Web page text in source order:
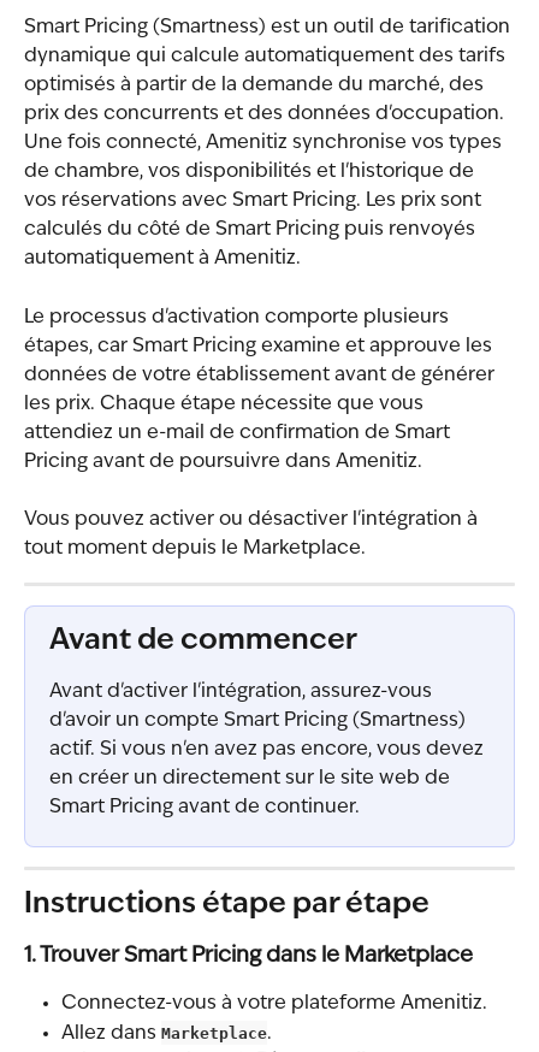
Smart Pricing (Smartness) est un outil de tarification
dynamique qui calcule automatiquement des tarifs
optimisés à partir de la demande du marché, des
prix des concurrents et des données d'occupation.
Une fois connecté, Amenitiz synchronise vos types
de chambre, vos disponibilités et l'historique de
vos réservations avec Smart Pricing. Les prix sont
calculés du côté de Smart Pricing puis renvoyés
automatiquement à Amenitiz.
Le processus d'activation comporte plusieurs
étapes, car Smart Pricing examine et approuve les
données de votre établissement avant de générer
les prix. Chaque étape nécessite que vous
attendiez un e-mail de confirmation de Smart
Pricing avant de poursuivre dans Amenitiz.
Vous pouvez activer ou désactiver l'intégration à
tout moment depuis le Marketplace.
Avant de commencer
Avant d'activer l'intégration, assurez-vous
d'avoir un compte Smart Pricing (Smartness)
actif. Si vous n'en avez pas encore, vous devez
en créer un directement sur le site web de
Smart Pricing avant de continuer.
Instructions étape par étape
1. Trouver Smart Pricing dans le Marketplace
Connectez-vous à votre plateforme Amenitiz.
Allez dans Marketplace.